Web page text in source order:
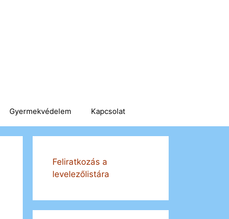
Gyermekvédelem Kapcsolat
Feliratkozás a
levelezőlistára